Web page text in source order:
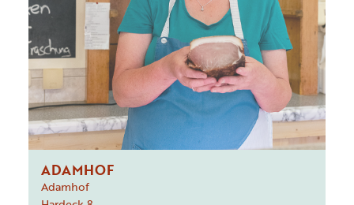
ADAMHOF
Adamhof